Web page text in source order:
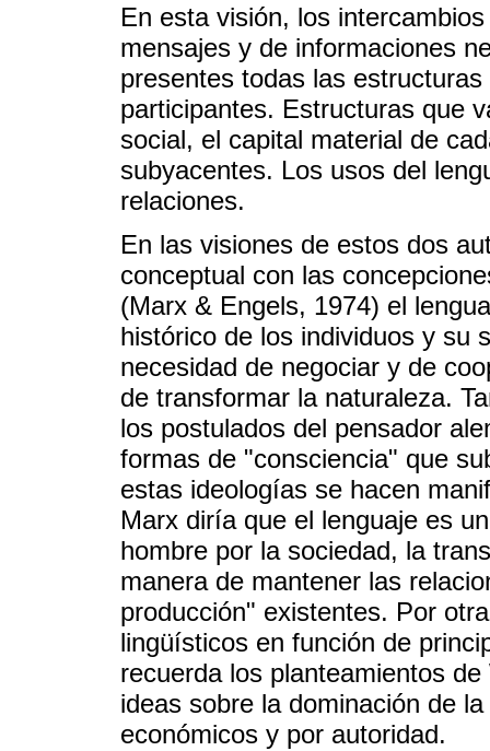
En esta visión, los
mensajes y de informaciones
presentes todas las
participantes. Estructuras que
social, el capital material de
subyacentes. Los usos del
relaciones.
En las visiones de estos dos
conceptual con las
(Marx & Engels, 1974) el
histórico de los individuos y su
necesidad de negociar y de
de transformar la naturaleza.
los postulados del pensador
formas de "consciencia" que
estas ideologías se hacen
Marx diría que el lenguaje es
hombre por la sociedad, la
manera de mantener las
producción" existentes. Por
lingüísticos en función de
recuerda los planteamientos
ideas sobre la dominación de
económicos y por autoridad.